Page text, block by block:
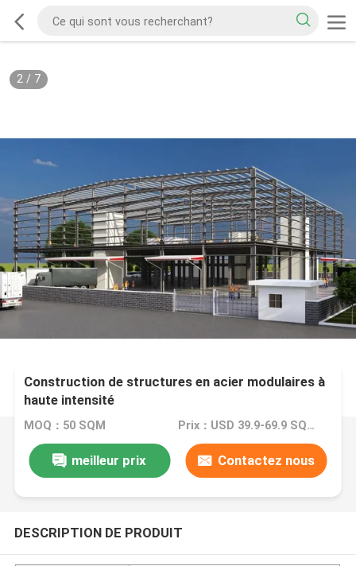
2/ 7
Construction de structures en acier modulaires à
haute intensité
MOQ：50 SQM Prix：USD 39.9-69.9 SQM
meilleur prix Contactez nous
DESCRIPTION DE PRODUIT